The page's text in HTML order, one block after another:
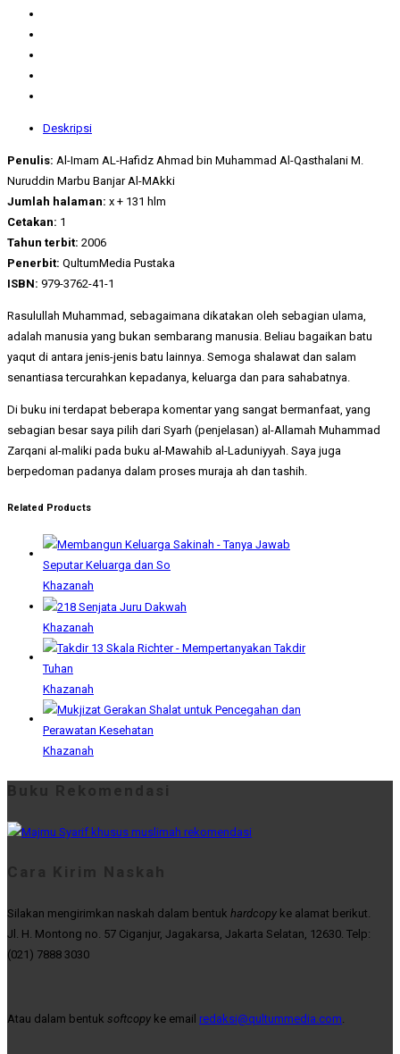
Deskripsi
Penulis: Al-Imam AL-Hafidz Ahmad bin Muhammad Al-Qasthalani M.
Nuruddin Marbu Banjar Al-MAkki
Jumlah halaman: x + 131 hlm
Cetakan: 1
Tahun terbit: 2006
Penerbit: QultumMedia Pustaka
ISBN: 979-3762-41-1
Rasulullah Muhammad, sebagaimana dikatakan oleh sebagian ulama,
adalah manusia yang bukan sembarang manusia. Beliau bagaikan batu
yaqut di antara jenis-jenis batu lainnya. Semoga shalawat dan salam
senantiasa tercurahkan kepadanya, keluarga dan para sahabatnya.
Di buku ini terdapat beberapa komentar yang sangat bermanfaat, yang
sebagian besar saya pilih dari Syarh (penjelasan) al-Allamah Muhammad
Zarqani al-maliki pada buku al-Mawahib al-Laduniyyah. Saya juga
berpedoman padanya dalam proses muraja ah dan tashih.
Related Products
Khazanah
Khazanah
Khazanah
Khazanah
Buku Rekomendasi
Cara Kirim Naskah
Silakan mengirimkan naskah dalam bentuk hardcopy ke alamat berikut.
Jl. H. Montong no. 57 Ciganjur, Jagakarsa, Jakarta Selatan, 12630. Telp:
(021) 7888 3030
Atau dalam bentuk softcopy ke email redaksi@qultummedia.com.